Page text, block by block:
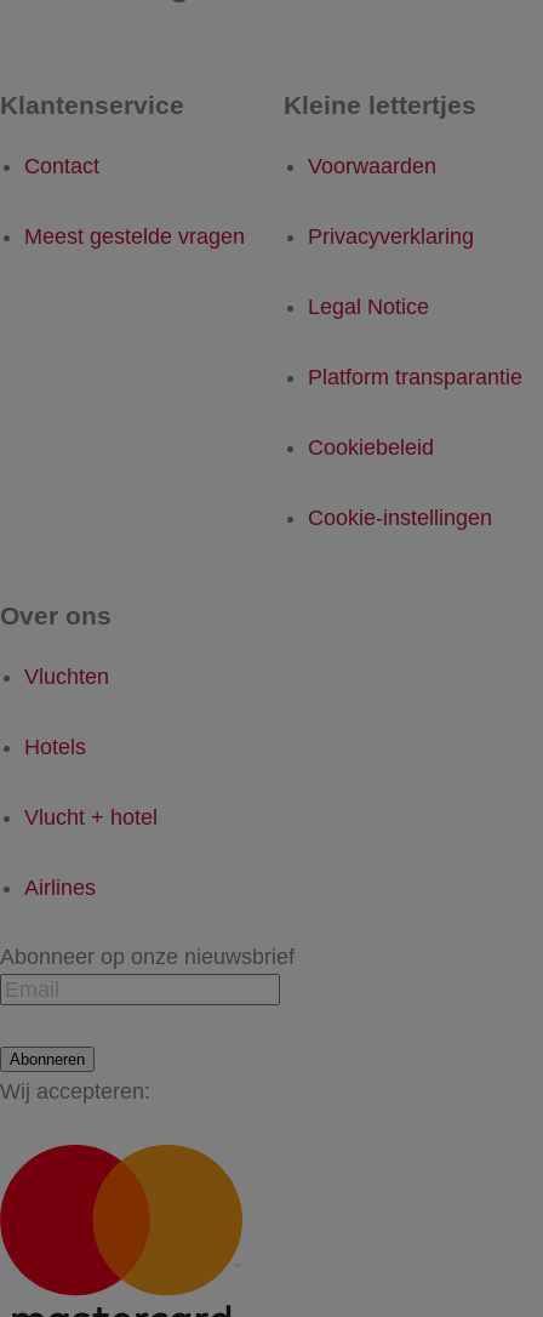
Klantenservice
Contact
Meest gestelde vragen
Kleine lettertjes
Voorwaarden
Privacyverklaring
Legal Notice
Platform transparantie
Cookiebeleid
Cookie-instellingen
Over ons
Vluchten
Hotels
Vlucht + hotel
Airlines
Abonneer op onze nieuwsbrief
Abonneren
Wij accepteren: